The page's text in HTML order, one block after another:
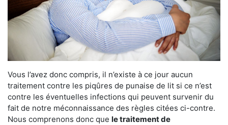
Vous l’avez donc compris, il n’existe à ce jour aucun
traitement contre les piqûres de punaise de lit si ce n’est
contre les éventuelles infections qui peuvent survenir du
fait de notre méconnaissance des règles citées ci-contre.
Nous comprenons donc que le traitement de